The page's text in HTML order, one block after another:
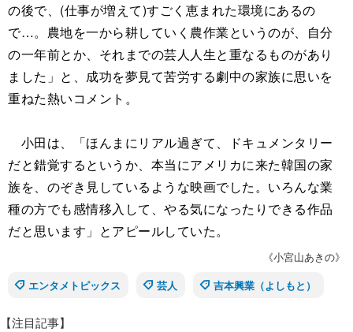
の後で、(仕事が増えて)すごく恵まれた環境にあるの
で…。農地を一から耕していく農作業というのが、自分
の一年前とか、それまでの芸人人生と重なるものがあり
ました」と、成功を夢見て苦労する劇中の家族に思いを
重ねた熱いコメント。
小田は、「ほんまにリアル過ぎて、ドキュメンタリー
だと錯覚するというか、本当にアメリカに来た韓国の家
族を、のぞき見しているような映画でした。いろんな業
種の方でも感情移入して、やる気になったりできる作品
だと思います」とアピールしていた。
《小宮山あきの》
エンタメトピックス
芸人 吉本興業（よしもと）
【注目記事】